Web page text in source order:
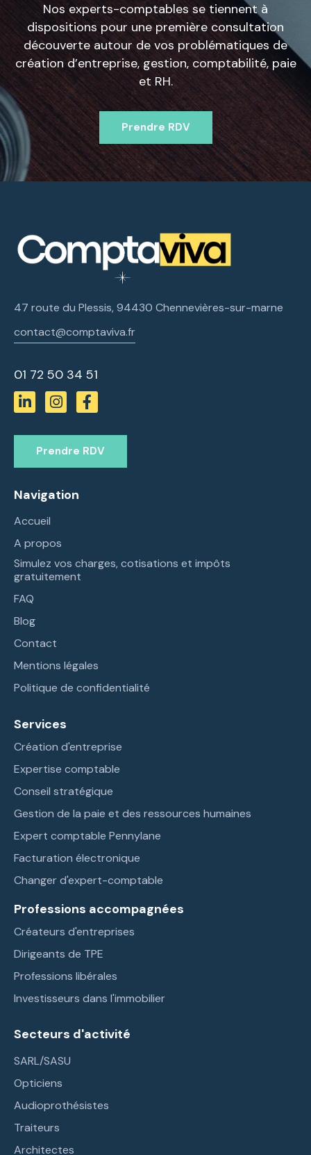
Nos experts-comptables se tiennent à
dispositions pour une première consultation
découverte autour de vos problématiques de
création d’entreprise, gestion, comptabilité, paie
et RH.
Prendre RDV
47 route du Plessis, 94430 Chennevières-sur-marne
contact@comptaviva.fr
01 72 50 34 51
Prendre RDV
Navigation
Accueil
A propos
Simulez vos charges, cotisations et impôts
gratuitement
FAQ
Blog
Contact
Mentions légales
Politique de confidentialité
Services
Création d'entreprise
Expertise comptable
Conseil stratégique
Gestion de la paie et des ressources humaines
Expert comptable Pennylane
Facturation électronique
Changer d'expert-comptable
Professions accompagnées
Créateurs d'entreprises
Dirigeants de TPE
Professions libérales
Investisseurs dans l'immobilier
Secteurs d'activité
SARL/SASU
Opticiens
Audioprothésistes
Traiteurs
Architectes